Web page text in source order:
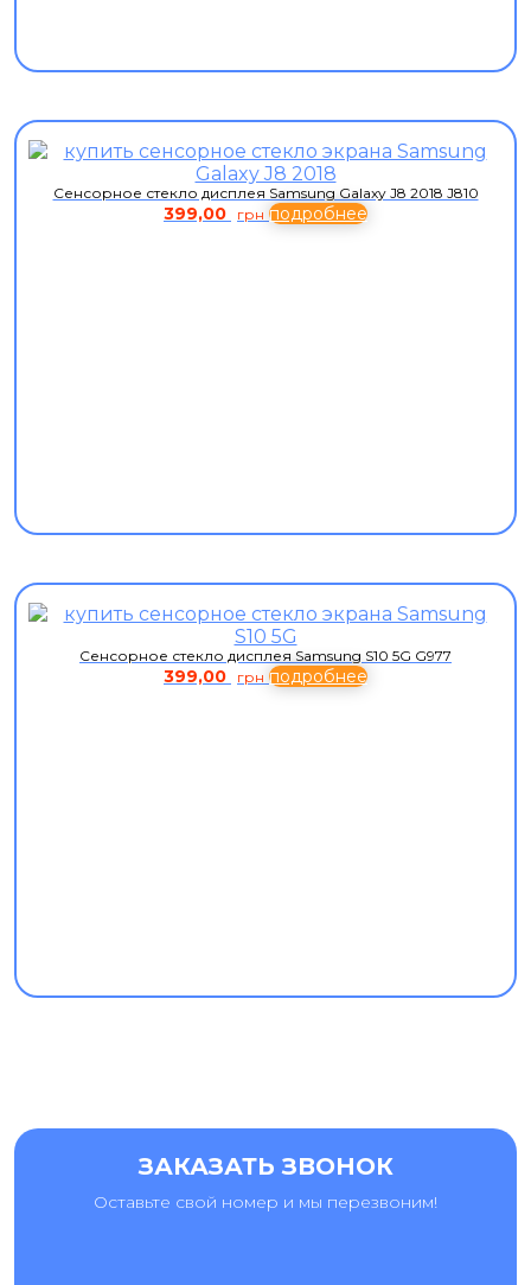
Сенсорное стекло дисплея Samsung Galaxy J8 2018 J810
399,00 грн подробнее
Сенсорное стекло дисплея Samsung S10 5G G977
399,00 грн подробнее
ЗАКАЗАТЬ ЗВОНОК
Оставьте свой номер и мы перезвоним!